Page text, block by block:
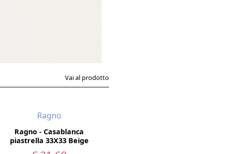
Ragno: la scelta perfetta per dare vita ai tuoi sogni di casa.
Vai al prodotto
Ragno
Ragno - Casablanca
piastrella 33X33 Beige